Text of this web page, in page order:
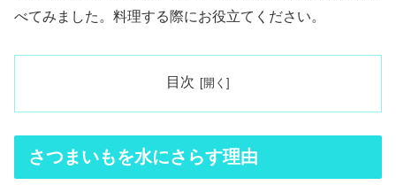
べてみました。料理する際にお役立てください。
目次
さつまいもを水にさらす理由